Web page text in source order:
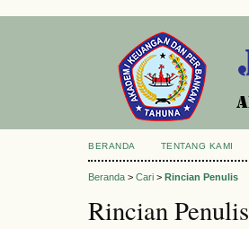
BERANDA TENTANG KAMI
Beranda > Cari > Rincian Penulis
Rincian Penulis